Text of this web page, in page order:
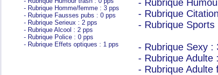
- Rubrique Homme/femme : 3 pps
- Rubrique Fausses pubs : 0 pps
- Rubrique Serieux : 2 pps
- Rubrique Alcool : 2 pps
- Rubrique Police : 0 pps
- Rubrique Effets optiques : 1 pps
- Rubrique
- Rubrique
- Rubrique Sports
- Rubrique Sexy :
- Rubrique Adulte
- Rubrique Adulte